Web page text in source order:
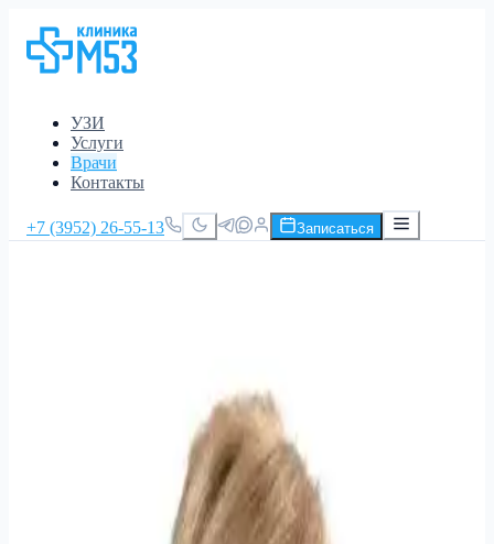
УЗИ
Услуги
Врачи
Контакты
+7 (3952) 26-55-13 Записаться
Выберите услугу и удобное время онлайн
Записаться на приём